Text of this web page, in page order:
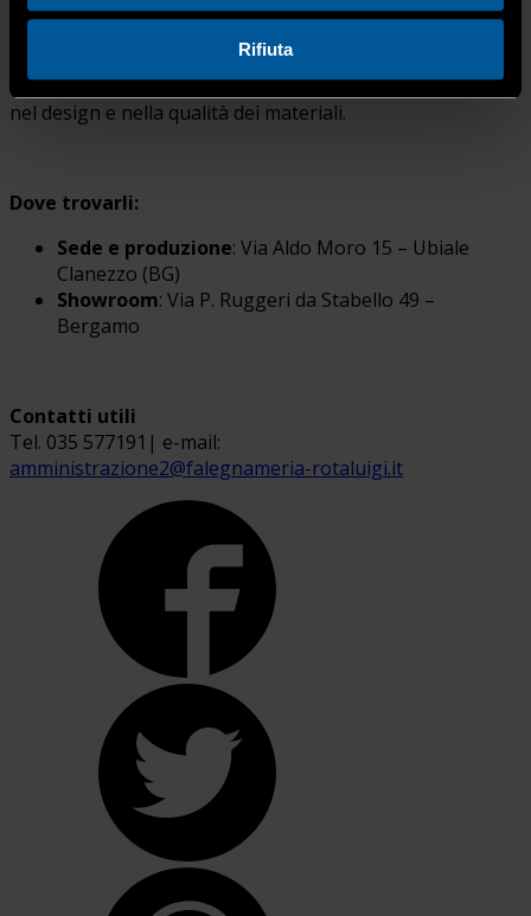
Rifiuta
Inoltre, Falegnameria Rota Luigi è
marchi Oknoplast e Bertolotto, sinonimo di eccellenza
nel design e nella qualità dei materiali.
Dove trovarli:
Sede e produzione: Via Aldo Moro 15 – Ubiale
Clanezzo (BG)
Showroom: Via P. Ruggeri da Stabello 49 –
Bergamo
Contatti utili
Tel. 035 577191| e-mail:
amministrazione2@falegnameria-rotaluigi.it